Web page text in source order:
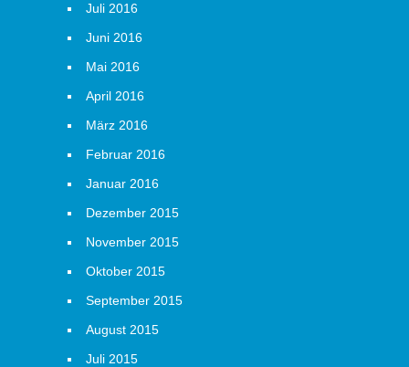
Juli 2016
Juni 2016
Mai 2016
April 2016
März 2016
Februar 2016
Januar 2016
Dezember 2015
November 2015
Oktober 2015
September 2015
August 2015
Juli 2015